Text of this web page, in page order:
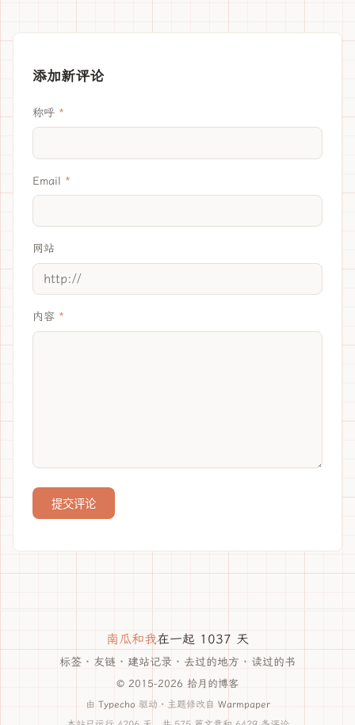
添加新评论
称呼
Email
网站
内容
提交评论
南瓜和我在一起 1037 天
标签 · 友链 · 建站记录 · 去过的地方 · 读过的书
© 2015-2026 拾月的博客
由 Typecho 驱动 · 主题修改自 Warmpaper